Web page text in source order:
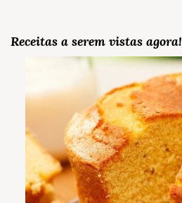
Receitas a serem vistas agora!